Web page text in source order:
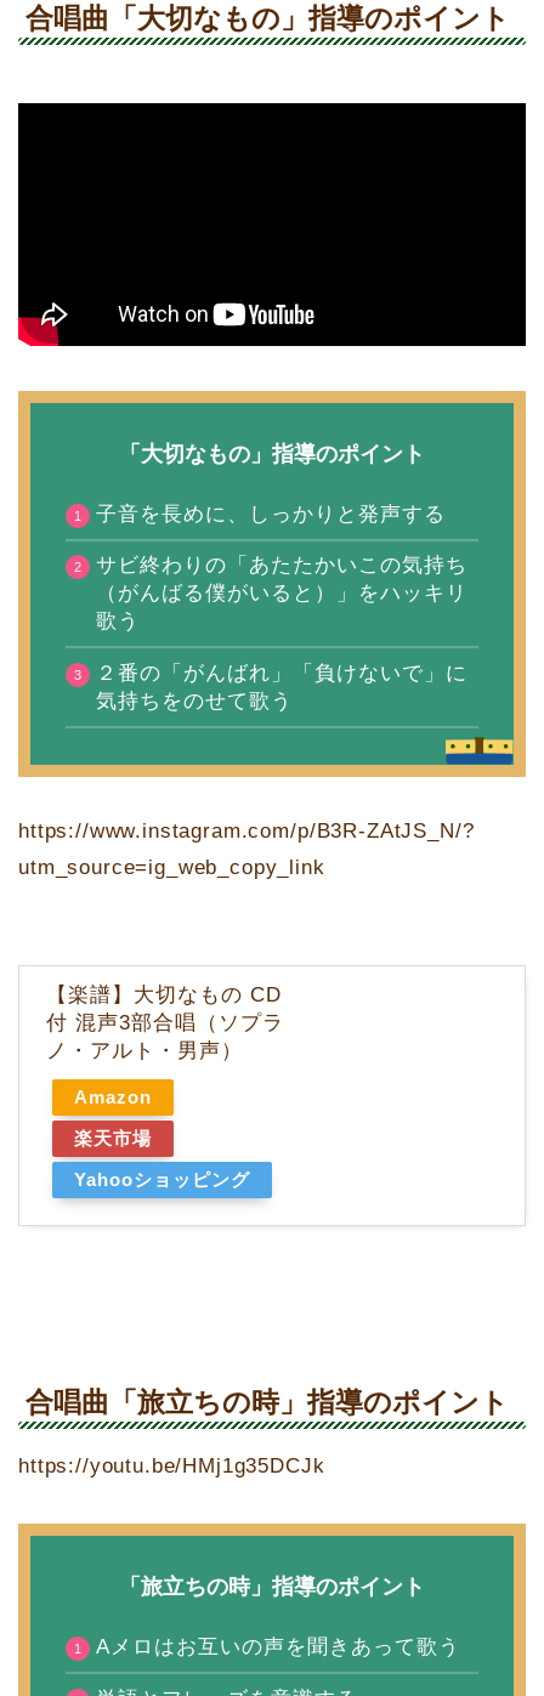
合唱曲「大切なもの」指導のポイント
「大切なもの」指導のポイント
子音を長めに、しっかりと発声する
サビ終わりの「あたたかいこの気持ち
（がんばる僕がいると）」をハッキリ
歌う
２番の「がんばれ」「負けないで」に
気持ちをのせて歌う
https://www.instagram.com/p/B3R-ZAtJS_N/?
utm_source=ig_web_copy_link
【楽譜】大切なもの CD
付 混声3部合唱（ソプラ
ノ・アルト・男声）
Amazon
楽天市場
Yahooショッピング
合唱曲「旅立ちの時」指導のポイント
https://youtu.be/HMj1g35DCJk
「旅立ちの時」指導のポイント
Aメロはお互いの声を聞きあって歌う